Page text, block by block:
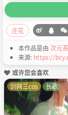
庄花
本作品是由 次元
来源: https://
或许您会喜欢
剑网三cos
长歌